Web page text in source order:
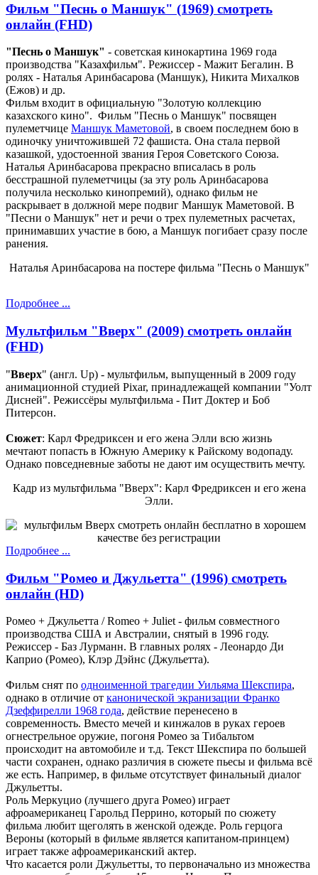
Фильм "Песнь о Маншук" (1969) смотреть
онлайн (FHD)
"Песнь о Маншук" - советская кинокартина 1969 года
производства "Казахфильм". Режиссер - Мажит Бегалин. В
ролях - Наталья Аринбасарова (Маншук), Никита Михалков
(Ежов) и др.
Фильм входит в официальную "Золотую коллекцию
казахского кино". Фильм "Песнь о Маншук" посвящен
пулеметчице Маншук Маметовой, в своем последнем бою в
одиночку уничтожившей 72 фашиста. Она стала первой
казашкой, удостоенной звания Героя Советского Союза.
Наталья Аринбасарова прекрасно вписалась в роль
бесстрашной пулеметчицы (за эту роль Аринбасарова
получила несколько кинопремий), однако фильм не
раскрывает в должной мере подвиг Маншук Маметовой. В
"Песни о Маншук" нет и речи о трех пулеметных расчетах,
принимавших участие в бою, а Маншук погибает сразу после
ранения.
Наталья Аринбасарова на постере фильма "Песнь о Маншук"
Подробнее ...
Мультфильм "Вверх" (2009) смотреть онлайн
(FHD)
"Вверх" (англ. Up) - мультфильм, выпущенный в 2009 году
анимационной студией Pixar, принадлежащей компании "Уолт
Дисней". Режиссёры мультфильма - Пит Доктер и Боб
Питерсон.
Сюжет: Карл Фредриксен и его жена Элли всю жизнь
мечтают попасть в Южную Америку к Райскому водопаду.
Однако повседневные заботы не дают им осуществить мечту.
Кадр из мультфильма "Вверх": Карл Фредриксен и его жена
Элли.
Подробнее ...
Фильм "Ромео и Джульетта" (1996) смотреть
онлайн (HD)
Ромео + Джульетта / Romeo + Juliet - фильм совместного
производства США и Австралии, снятый в 1996 году.
Режиссер - Баз Лурманн. В главных ролях - Леонардо Ди
Каприо (Ромео), Клэр Дэйнс (Джульетта).
Фильм снят по одноименной трагедии Уильяма Шекспира,
однако в отличие от канонической экранизации Франко
Дзеффирелли 1968 года, действие перенесено в
современность. Вместо мечей и кинжалов в руках героев
огнестрельное оружие, погоня Ромео за Тибальтом
происходит на автомобиле и т.д. Текст Шекспира по большей
части сохранен, однако различия в сюжете пьесы и фильма всё
же есть. Например, в фильме отсутствует финальный диалог
Джульетты.
Роль Меркуцио (лучшего друга Ромео) играет
афроамериканец Гарольд Перрино, который по сюжету
фильма любит щеголять в женской одежде. Роль герцога
Вероны (который в фильме является капитаном-принцем)
играет также афроамериканский актер.
Что касается роли Джульетты, то первоначально из множества